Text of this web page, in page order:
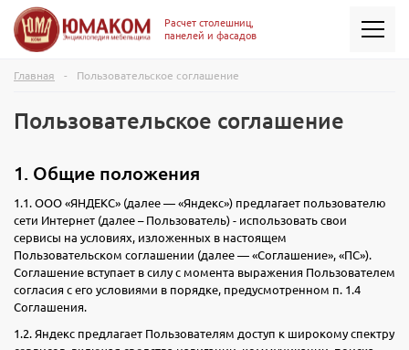
Расчет столешниц,
панелей и фасадов
Главная Пользовательское соглашение
Пользовательское соглашение
1. Общие положения
1.1. ООО «ЯНДЕКС» (далее — «Яндекс») предлагает пользователю
сети Интернет (далее – Пользователь) - использовать свои
сервисы на условиях, изложенных в настоящем
Пользовательском соглашении (далее — «Соглашение», «ПС»).
Соглашение вступает в силу с момента выражения Пользователем
согласия с его условиями в порядке, предусмотренном п. 1.4
Соглашения.
1.2. Яндекс предлагает Пользователям доступ к широкому спектру